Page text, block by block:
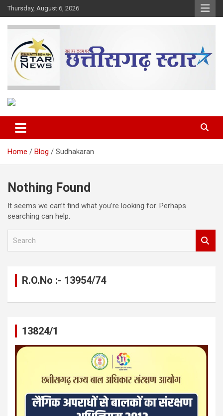
Skip
to
content
Thursday, August 6, 2026
Chhattisgarh Star
Home Blog Sudhakaran
Nothing Found
It seems we can’t find what you’re looking for. Perhaps
searching can help.
R.O.No :- 13954/74
13824/1